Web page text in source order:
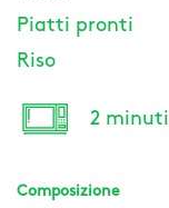
Piatti pronti
Riso
2 minuti
Composizione